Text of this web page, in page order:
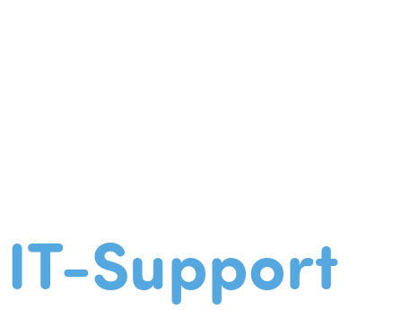
IT-Support